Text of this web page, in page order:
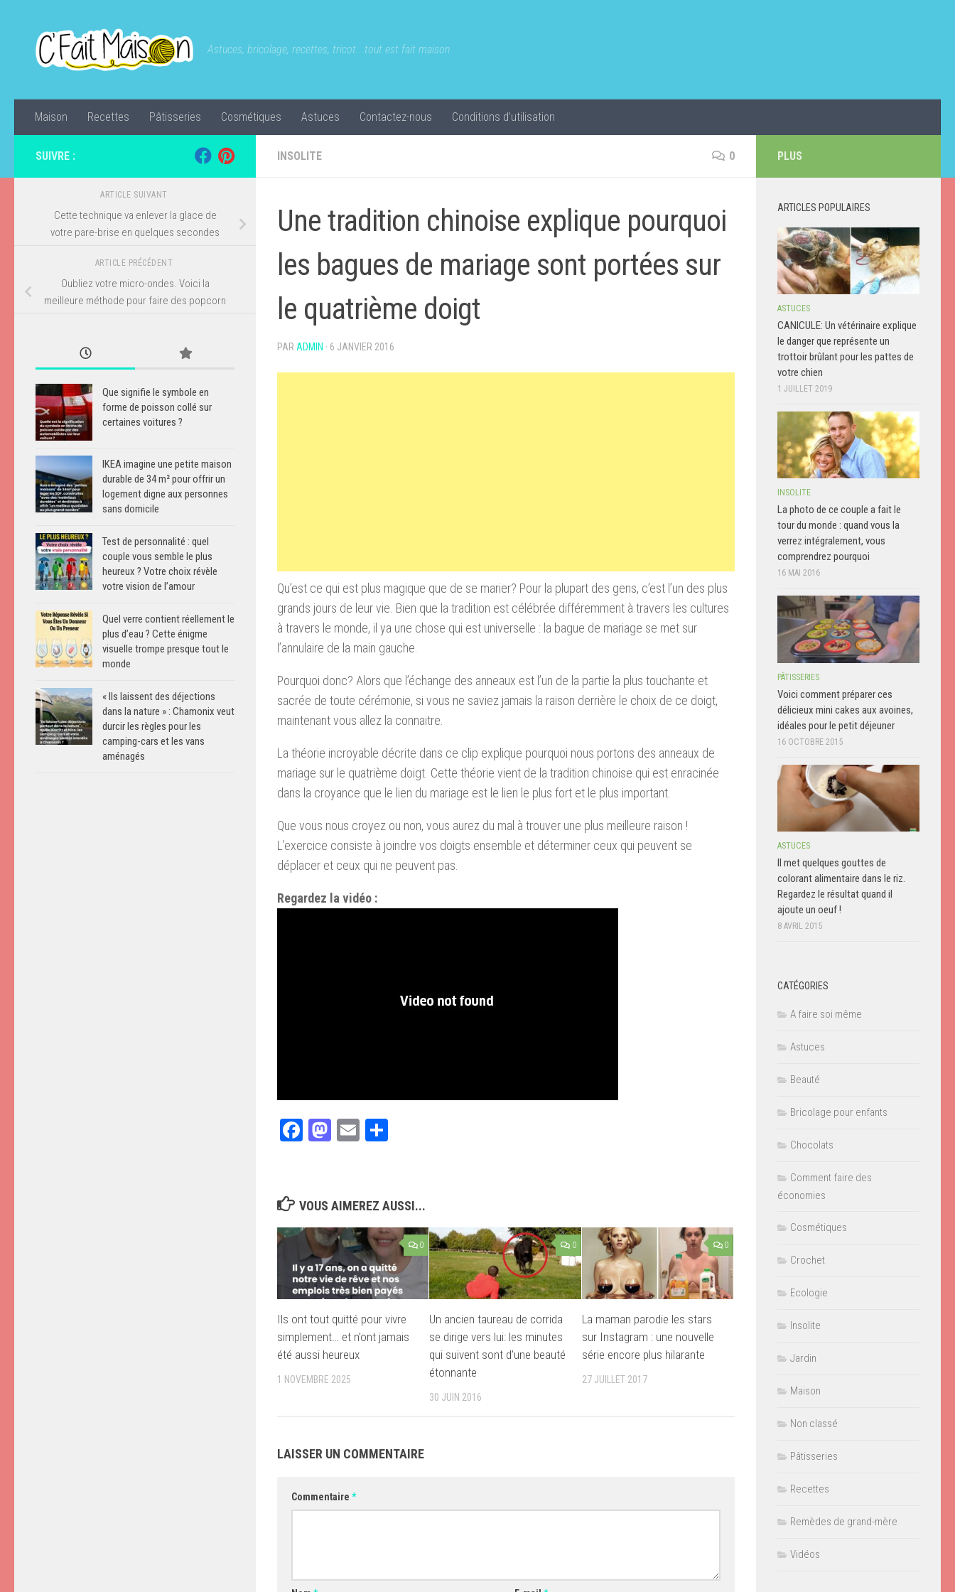
Astuces, bricolage, recettes, tricot...tout est fait maison
Maison Recettes Pâtisseries Cosmétiques Astuces Contactez-nous Conditions d’utilisation
INSOLITE 0
Une tradition chinoise explique pourquoi
les bagues de mariage sont portées sur
le quatrième doigt
PAR ADMIN · 6 JANVIER 2016
Qu’est ce qui est plus magique que de se marier? Pour la plupart des gens, c’est l’un des plus
grands jours de leur vie. Bien que la tradition est célébrée différemment à travers les cultures
à travers le monde, il ya une chose qui est universelle : la bague de mariage se met sur
l’annulaire de la main gauche.
Pourquoi donc? Alors que l’échange des anneaux est l’un de la partie la plus touchante et
sacrée de toute cérémonie, si vous ne saviez jamais la raison derrière le choix de ce doigt,
maintenant vous allez la connaitre.
La théorie incroyable décrite dans ce clip explique pourquoi nous portons des anneaux de
mariage sur le quatrième doigt. Cette théorie vient de la tradition chinoise qui est enracinée
dans la croyance que le lien du mariage est le lien le plus fort et le plus important.
Que vous nous croyez ou non, vous aurez du mal à trouver une plus meilleure raison !
L’exercice consiste à joindre vos doigts ensemble et déterminer ceux qui peuvent se
déplacer et ceux qui ne peuvent pas.
Regardez la vidéo :
Facebook
Mastodon
Email
VOUS AIMEREZ AUSSI...
0
Ils ont tout quitté pour vivre
simplement… et n’ont jamais
été aussi heureux
1 NOVEMBRE 2025
0
Un ancien taureau de corrida
se dirige vers lui: les minutes
qui suivent sont d’une beauté
étonnante
30 JUIN 2016
0
La maman parodie les stars
sur Instagram : une nouvelle
série encore plus hilarante
27 JUILLET 2017
LAISSER UN COMMENTAIRE
Commentaire *
SUIVRE :
ARTICLE SUIVANT
Cette technique va enlever la glace de
votre pare-brise en quelques secondes
ARTICLE PRÉCÉDENT
Oubliez votre micro-ondes. Voici la
meilleure méthode pour faire des popcorn
Que signifie le symbole en
forme de poisson collé sur
certaines voitures ?
IKEA imagine une petite maison
durable de 34 m² pour offrir un
logement digne aux personnes
sans domicile
Test de personnalité : quel
couple vous semble le plus
heureux ? Votre choix révèle
votre vision de l’amour
Quel verre contient réellement le
plus d’eau ? Cette énigme
visuelle trompe presque tout le
monde
« Ils laissent des déjections
dans la nature » : Chamonix veut
durcir les règles pour les
camping-cars et les vans
aménagés
PLUS
ARTICLES POPULAIRES
ASTUCES
CANICULE: Un vétérinaire explique
le danger que représente un
trottoir brûlant pour les pattes de
votre chien
1 JUILLET 2019
INSOLITE
La photo de ce couple a fait le
tour du monde : quand vous la
verrez intégralement, vous
comprendrez pourquoi
16 MAI 2016
PÂTISSERIES
Voici comment préparer ces
délicieux mini cakes aux avoines,
idéales pour le petit déjeuner
16 OCTOBRE 2015
ASTUCES
Il met quelques gouttes de
colorant alimentaire dans le riz.
Regardez le résultat quand il
ajoute un oeuf !
8 AVRIL 2015
CATÉGORIES
A faire soi même
Astuces
Beauté
Bricolage pour enfants
Chocolats
Comment faire des
économies
Cosmétiques
Crochet
Ecologie
Insolite
Jardin
Maison
Non classé
Pâtisseries
Recettes
Remèdes de grand-mère
Vidéos